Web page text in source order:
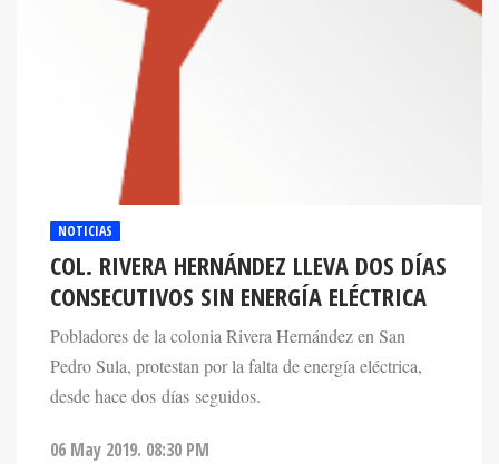
NOTICIAS
COL. RIVERA HERNÁNDEZ LLEVA DOS DÍAS
CONSECUTIVOS SIN ENERGÍA ELÉCTRICA
Pobladores de la colonia Rivera Hernández en San
Pedro Sula, protestan por la falta de energía eléctrica,
desde hace dos días seguidos.
06 May 2019. 08:30 PM